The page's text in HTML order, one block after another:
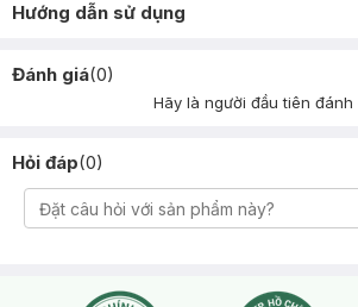
Hướng dẫn sử dụng
Đánh giá(0)
Hãy là người đầu tiên đánh
Hỏi đáp(0)